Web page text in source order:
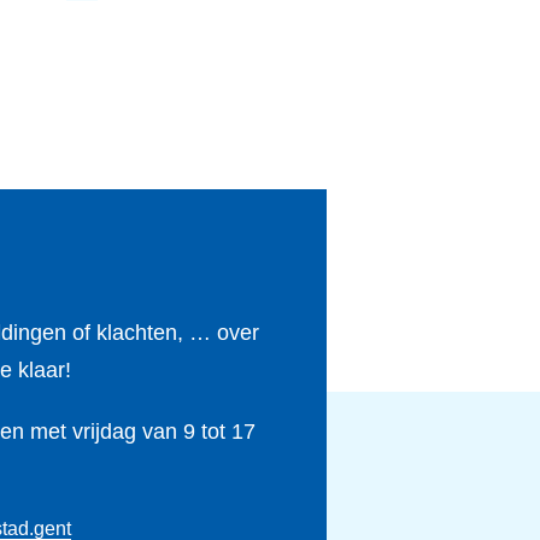
of klachten, … over
klaar!
met vrijdag van 9 tot 17